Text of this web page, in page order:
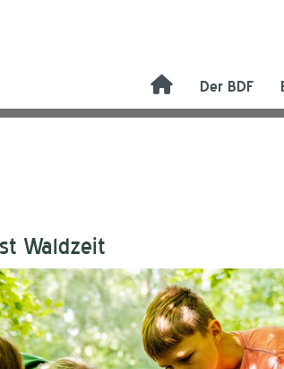
Der BDF
Waldzeit